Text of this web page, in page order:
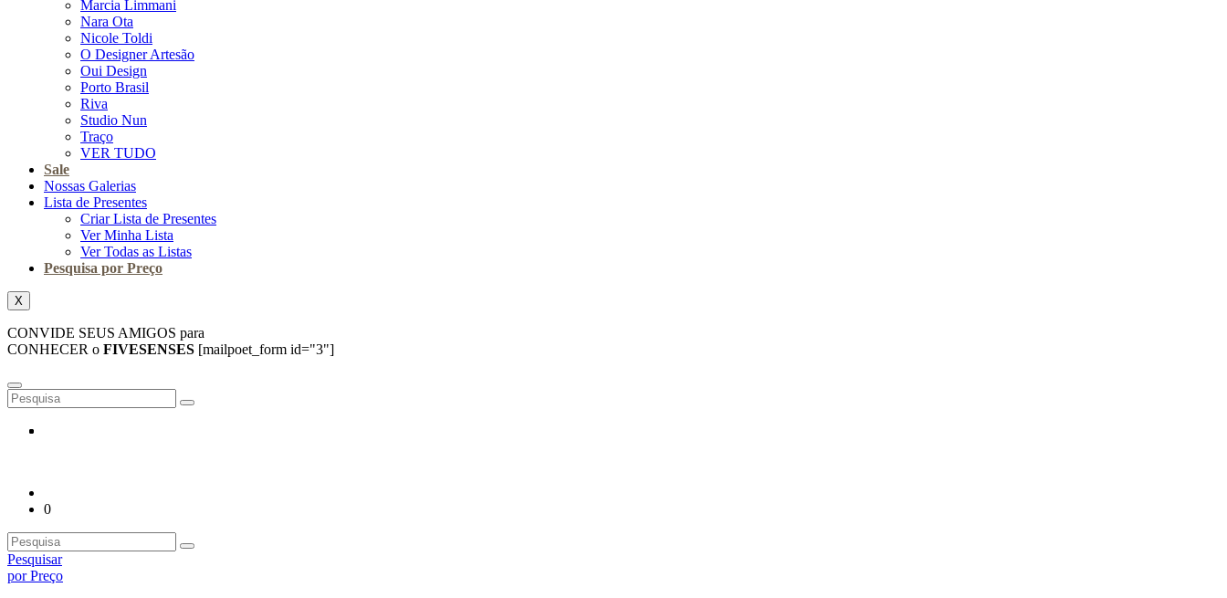
Marcia Limmani
Nara Ota
Nicole Toldi
O Designer Artesão
Oui Design
Porto Brasil
Riva
Studio Nun
Traço
VER TUDO
Sale
Nossas Galerias
Lista de Presentes
Criar Lista de Presentes
Ver Minha Lista
Ver Todas as Listas
Pesquisa por Preço
X
CONVIDE SEUS AMIGOS para
CONHECER o FIVESENSES [mailpoet_form id="3"]
0
Pesquisar
por Preço